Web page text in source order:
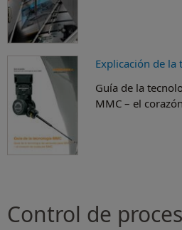
Explicación de la
Guía de la
MMC – el
Control de